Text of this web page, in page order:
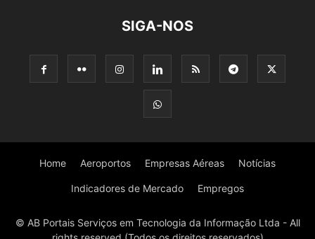
SIGA-NOS
Home Aeroportos Empresas Aéreas Notícias
Indicadores de Mercado Empregos
© AB Portais Serviços em Tecnologia da Informação Ltda - All